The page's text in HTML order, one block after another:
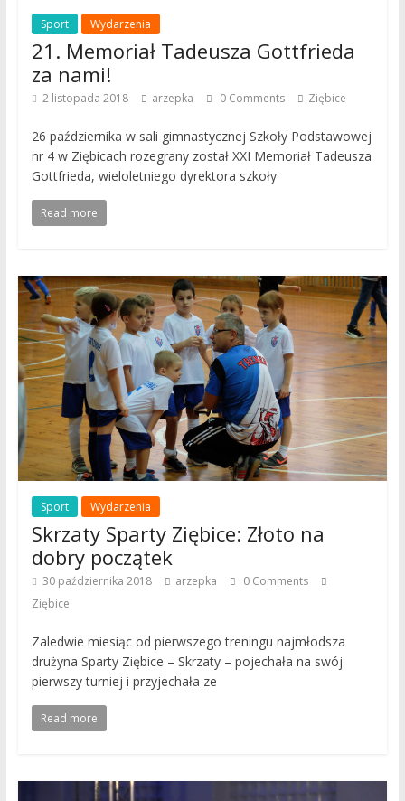
Sport Wydarzenia
21. Memoriał Tadeusza Gottfrieda
za nami!
2 listopada 2018 arzepka 0 Comments Ziębice
26 października w sali gimnastycznej Szkoły Podstawowej
nr 4 w Ziębicach rozegrany został XXI Memoriał Tadeusza
Gottfrieda, wieloletniego dyrektora szkoły
Read more
Sport Wydarzenia
Skrzaty Sparty Ziębice: Złoto na
dobry początek
30 października 2018 arzepka
0 Comments
Ziębice
Zaledwie miesiąc od pierwszego treningu najmłodsza
drużyna Sparty Ziębice – Skrzaty – pojechała na swój
pierwszy turniej i przyjechała ze
Read more